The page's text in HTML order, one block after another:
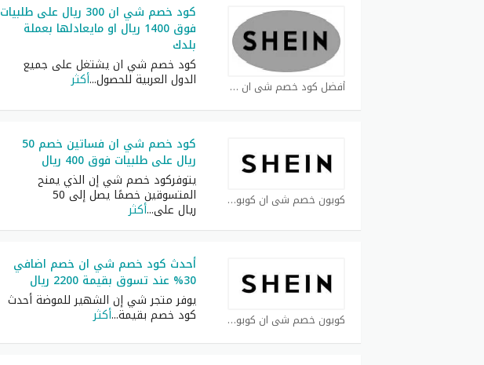
أفضل كود خصم شي ان كوبون
كود خصم شي ان 300 ريال على طلبيات
فوق 1400 ريال او مايعادلها بعملة
بلدك
كود خصم شي ان يشتغل على جميع
الدول العربية للحصول...أكثر
كوبون خصم شي ان كوبون
كود خصم شي ان فساتين خصم 50
ريال على طلبيات فوق 400 ريال
يتوفركود خصم شي إن الذي يمنح
المتسوقين خصمًا يصل إلى 50
ريال على...أكثر
كوبون خصم شي ان كوبون
أحدث كود خصم شي ان خصم اضافي
30% عند تسوق بقيمة 2200 ريال
يوفر متجر شي إن الشهير للموضة أحدث
كود خصم بقيمة...أكثر